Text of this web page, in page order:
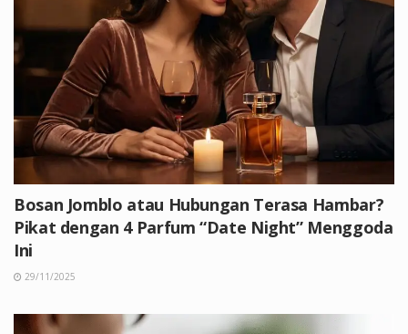
Bosan Jomblo atau Hubungan Terasa Hambar?
Pikat dengan 4 Parfum “Date Night” Menggoda
Ini
29/11/2025